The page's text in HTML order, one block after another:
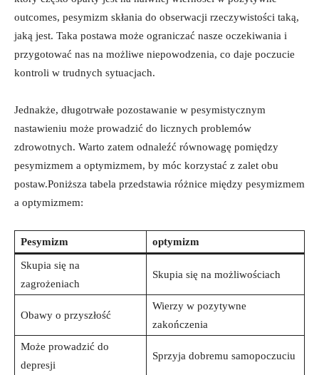
outcomes, pesymizm skłania do obserwacji rzeczywistości taką,
jaką jest. Taka postawa może ograniczać nasze oczekiwania i
przygotować nas na możliwe niepowodzenia, co daje poczucie
kontroli w trudnych sytuacjach.
Jednakże, długotrwałe pozostawanie w pesymistycznym
nastawieniu może prowadzić do licznych problemów
zdrowotnych. Warto zatem odnaleźć równowagę pomiędzy
pesymizmem a optymizmem, by móc korzystać z zalet obu
postaw.Poniższa tabela przedstawia różnice między pesymizmem
a optymizmem:
Pesymizm optymizm
Skupia się na
zagrożeniach
Skupia się na możliwościach
Obawy o przyszłość
Wierzy w pozytywne
zakończenia
Może prowadzić do
depresji
Sprzyja dobremu samopoczuciu